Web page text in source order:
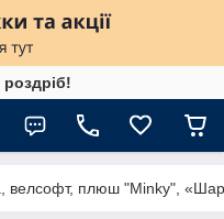
роздріб!
велсофт, плюш "Minky",